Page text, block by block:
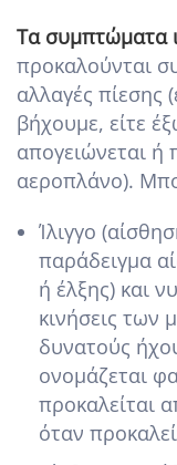
Τα συμπτώματα
προκαλούνται
αλλαγές πίεσης
βήχουμε, είτε
απογειώνεται ή
αεροπλάνο).
Ίλιγγο
παράδειγμα
ή έλξης) και
κινήσεις των
δυνατούς
ονομάζεται
προκαλείται
όταν